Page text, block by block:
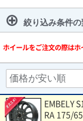
絞り込み条件の
ホイールをご注文の際は
EMBELY
RA 175/